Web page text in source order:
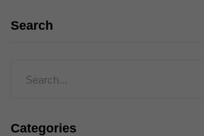
Search
Categories